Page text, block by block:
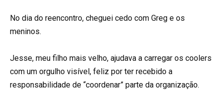
No dia do reencontro, cheguei cedo com Greg e os
meninos.
Jesse, meu filho mais velho, ajudava a carregar os coolers
com um orgulho visível, feliz por ter recebido a
responsabilidade de “coordenar” parte da organização.